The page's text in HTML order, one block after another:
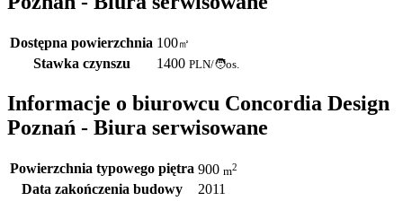
Dostępna powierzchnia 100㎡
Stawka czynszu 1400 PLN/🧑os.
Informacje o biurowcu Concordia Design
Poznań - Biura serwisowane
Powierzchnia typowego piętra 900 m2
Data zakończenia budowy 2011